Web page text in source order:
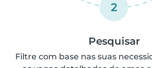
2
Pesquisar
Filtre com base nas suas